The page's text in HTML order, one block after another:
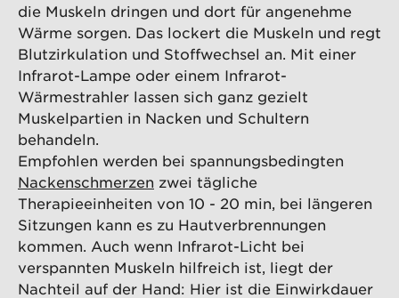
die Muskeln dringen und dort für angenehme
Wärme sorgen. Das lockert die Muskeln und regt
Blutzirkulation und Stoffwechsel an. Mit einer
Infrarot-Lampe oder einem Infrarot-
Wärmestrahler lassen sich ganz gezielt
Muskelpartien in Nacken und Schultern
behandeln.
Empfohlen werden bei spannungsbedingten
Nackenschmerzen zwei tägliche
Therapieeinheiten von 10 - 20 min, bei längeren
Sitzungen kann es zu Hautverbrennungen
kommen. Auch wenn Infrarot-Licht bei
verspannten Muskeln hilfreich ist, liegt der
Nachteil auf der Hand: Hier ist die Einwirkdauer